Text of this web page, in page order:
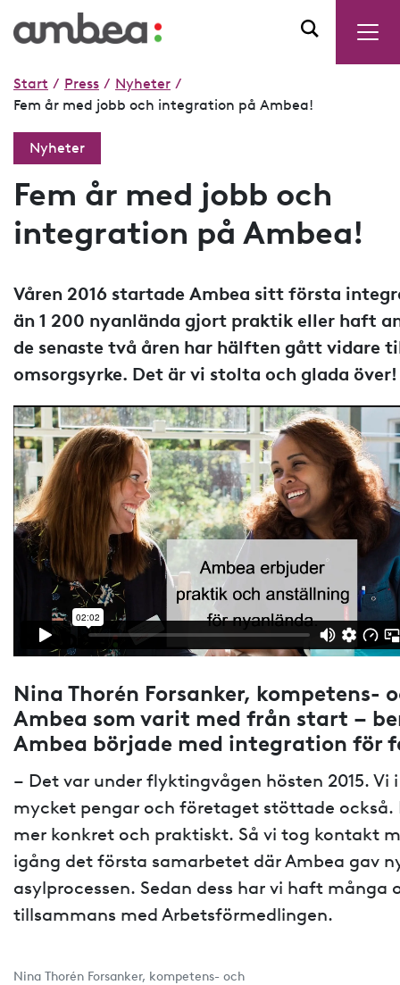
Start / Press / Nyheter /
Fem år med jobb och integration på Ambea!
Nyheter
Fem år med jobb och
integration på Ambea!
Våren 2016 startade Ambea sitt första
än 1 200 nyanlända gjort praktik eller haft
de senaste två åren har hälften gått vidare
omsorgsyrke. Det är vi stolta och glada över!
Nina Thorén Forsanker, kompetens-
Ambea som varit med från start –
Ambea började med integration för
– Det var under flyktingvågen hösten 2015. Vi
mycket pengar och företaget stöttade
mer konkret och praktiskt. Så vi tog kontakt
igång det första samarbetet där Ambea gav
asylprocessen. Sedan dess har vi haft
tillsammans med Arbetsförmedlingen.
Nina Thorén Forsanker, kompetens- och